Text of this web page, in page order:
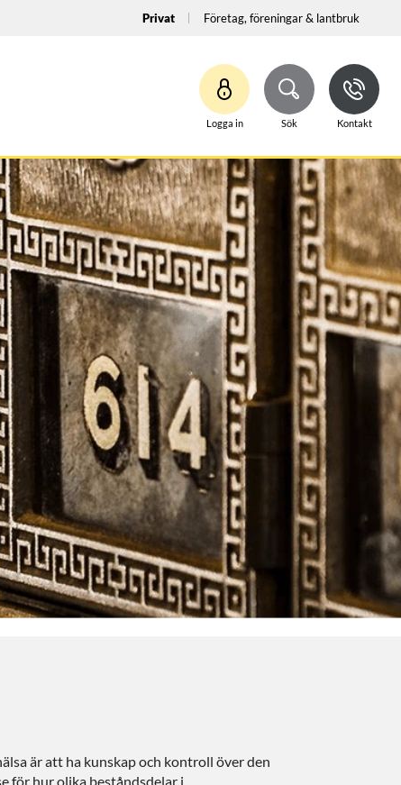
Privat Företag, föreningar & lantbruk
Logga in Sök Kontakt
är att ha kunskap och kontroll över den
för hur olika beståndsdelar i